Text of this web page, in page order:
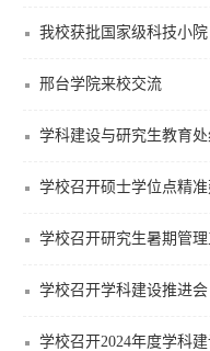
我校获批国家级科技小院
邢台学院来校交流
学科建设与研究生教育
学校召开硕士学位点精
学校召开研究生暑期管
学校召开学科建设推进会
学校召开2024年度学科